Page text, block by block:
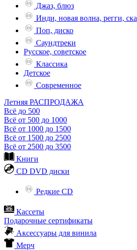
Джаз, блюз
Инди, новая волна, регги, ска
Поп, диско
Саундтреки
Русское, советское
Классика
Детское
Современное
Летняя РАСПРОДАЖА
Всё до 500
Всё от 500 до 1000
Всё от 1000 до 1500
Всё от 1500 до 2500
Всё от 2500 до 3500
Книги
CD DVD диски
Редкие CD
Кассеты
Подарочные сертификаты
Аксессуары для винила
Мерч